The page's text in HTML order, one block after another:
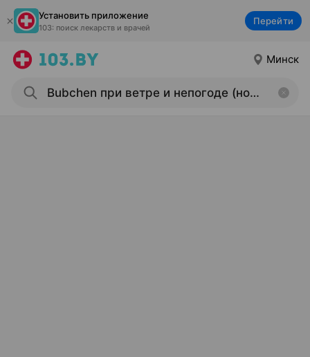
Установить приложение
103: поиск лекарств и врачей
Перейти
Минск